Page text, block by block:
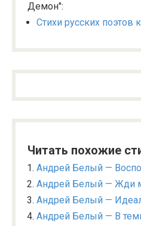
Демон":
Стихи русских поэтов
Читать похожие
Андрей Белый —
Андрей Белый — Жди
Андрей Белый —
Андрей Белый — В